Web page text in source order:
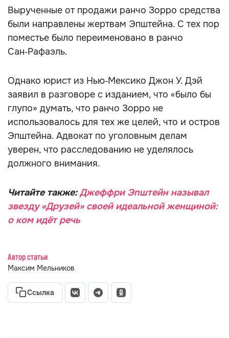
Вырученные от продажи ранчо Зорро средства
были направлены жертвам Эпштейна. С тех пор
поместье было переименовано в ранчо
Сан‑Рафаэль.
Однако юрист из Нью‑Мексико Джон У. Дэй
заявил в разговоре с изданием, что «было бы
глупо» думать, что ранчо Зорро не
использовалось для тех же целей, что и остров
Эпштейна. Адвокат по уголовным делам
уверен, что расследованию не уделялось
должного внимания.
Читайте также:Джеффри Эпштейн называл
звезду «Друзей» своей идеальной женщиной:
о ком идёт речь
Автор статьи
Максим Мельников
Ссылка